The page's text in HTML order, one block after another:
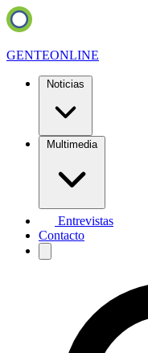
GENTEONLINE
Noticias
Multimedia
Entrevistas
Contacto